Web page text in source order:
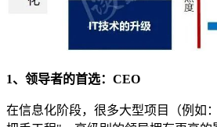
1、领导者的首选：CEO
在信息化阶段，很多大型项目（例如